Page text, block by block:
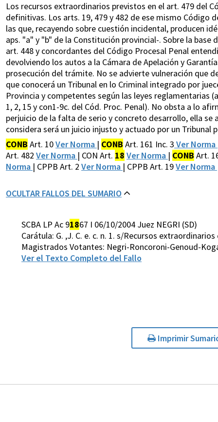
Los recursos extraordinarios previstos en el art. 479 del
definitivas. Los arts. 19, 479 y 482 de ese mismo Código
las que, recayendo sobre cuestión incidental, producen
aps. "a" y "b" de la Constitución provincial-. Sobre la
art. 448 y concordantes del Código Procesal Penal
devolviendo los autos a la Cámara de Apelación y
prosecución del trámite. No se advierte vulneración que
que conocerá un Tribunal en lo Criminal integrado por
Provincia y competentes según las leyes reglamentarias
1, 2, 15 y con1-9c. del Cód. Proc. Penal). No obsta a lo
perjuicio de la falta de serio y concreto desarrollo, ella se
considera será un juicio injusto y actuado por un Tribunal
CONB Art. 10Ver Norma | CONB Art. 161 Inc. 3 Ver Norma
Art. 482 Ver Norma | CON Art. 18 Ver Norma | CONB Art.
Norma | CPPB Art. 2 Ver Norma | CPPB Art. 19Ver Norma
OCULTAR FALLOS DEL SUMARIO
SCBA LP Ac 91867 I 06/10/2004 Juez NEGRI (SD)
Carátula: G. ,J. C. e. c. n. 1. s/Recursos
Magistrados Votantes: Negri-Roncoroni-Genoud-
Ver el Texto Completo del Fallo
Imprimir